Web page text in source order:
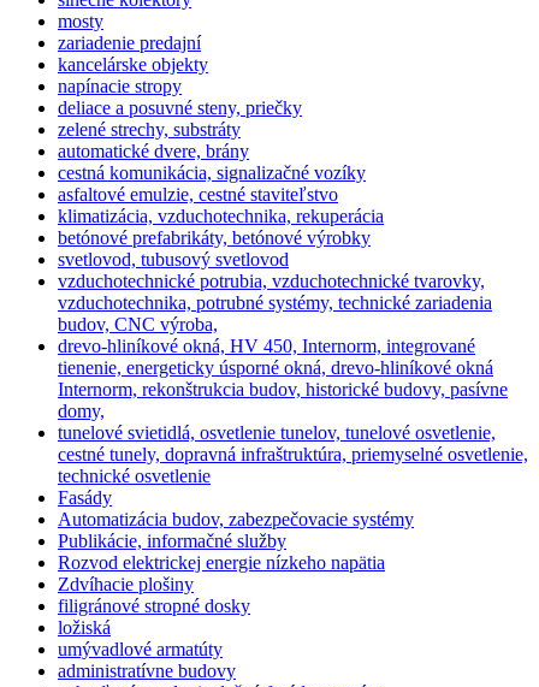
mosty
zariadenie predajní
kancelárske objekty
napínacie stropy
deliace a posuvné steny, priečky
zelené strechy, substráty
automatické dvere, brány
cestná komunikácia, signalizačné vozíky
asfaltové emulzie, cestné staviteľstvo
klimatizácia, vzduchotechnika, rekuperácia
betónové prefabrikáty, betónové výrobky
svetlovod, tubusový svetlovod
vzduchotechnické potrubia, vzduchotechnické tvarovky,
vzduchotechnika, potrubné systémy, technické zariadenia
budov, CNC výroba,
drevo-hliníkové okná, HV 450, Internorm, integrované
tienenie, energeticky úsporné okná, drevo-hliníkové okná
Internorm, rekonštrukcia budov, historické budovy, pasívne
domy,
tunelové svietidlá, osvetlenie tunelov, tunelové osvetlenie,
cestné tunely, dopravná infraštruktúra, priemyselné osvetlenie,
technické osvetlenie
Fasády
Automatizácia budov, zabezpečovacie systémy
Publikácie, informačné služby
Rozvod elektrickej energie nízkeho napätia
Zdvíhacie plošiny
filigránové stropné dosky
ložiská
umývadlové armatúty
administratívne budovy